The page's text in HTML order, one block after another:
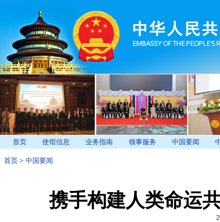
首页 使馆信息 业务指南 领事服务 中国要闻
首页 > 中国要闻
携手构建人类命运